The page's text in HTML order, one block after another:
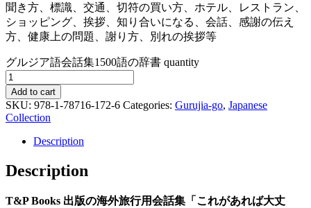
聞き方、標識、交通、切符の買い方、ホテル、レストラン、
ショッピング、挨拶、知り合いになる、会話、感謝の伝え
方、健康上の問題、謝り方、別れの挨拶等
グルジア語会話集1500語の辞書 quantity
Add to cart
SKU: 978-1-78716-172-6 Categories: Gurujia-go, Japanese
Collection
Description
Description
T&P Books 出版の海外旅行用会話集「これがあれば大丈